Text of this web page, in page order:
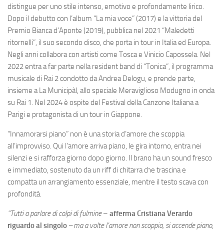
distingue per uno stile intenso, emotivo e profondamente lirico.
Dopo il debutto con l’album “La mia voce” (2017) e la vittoria del
Premio Bianca d’Aponte (2019), pubblica nel 2021 “Maledetti
ritornelli”, il suo secondo disco, che porta in tour in Italia ed Europa.
Negli anni collabora con artisti come Tosca e Vinicio Capossela. Nel
2022 entra a far parte nella resident band di “Tonica”, il programma
musicale di Rai 2 condotto da Andrea Delogu, e prende parte,
insieme a La Municipàl, allo speciale Meraviglioso Modugno in onda
su Rai 1. Nel 2024 è ospite del Festival della Canzone Italiana a
Parigi e protagonista di un tour in Giappone.
“Innamorarsi piano” non è una storia d’amore che scoppia
all’improvviso. Qui l’amore arriva piano, le gira intorno, entra nei
silenzi e si rafforza giorno dopo giorno. Il brano ha un sound fresco
e immediato, sostenuto da un riff di chitarra che trascina e
compatta un arrangiamento essenziale, mentre il testo scava con
profondità.
“Tutti a parlare di colpi di fulmine– afferma Cristiana Verardo
riguardo al singolo –ma a volte l’amore non scoppia, si accende piano,